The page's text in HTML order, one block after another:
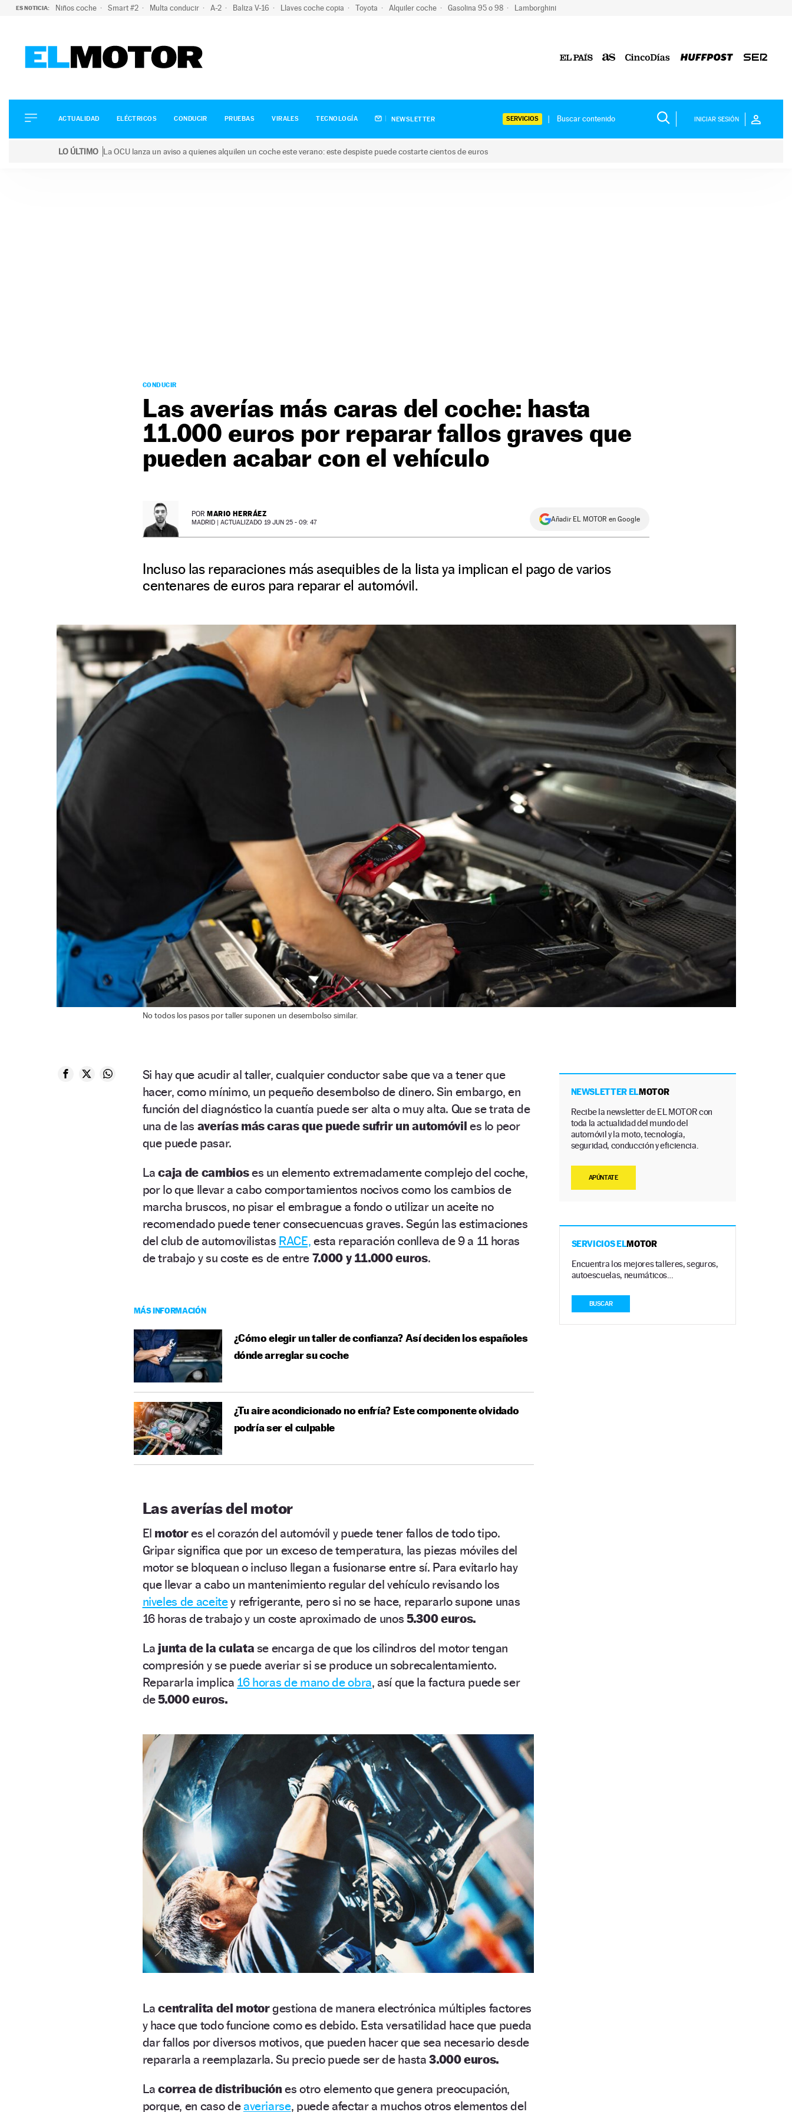
ES NOTICIA: Niños coche Smart #2 Multa conducir A-2 Baliza V-16 Llaves coche copia Toyota Alquiler coche Gasolina 95 o 98 Lamborghini
ELÉCTRICOS
CONDUCIR
ACTUALIDAD ELÉCTRICOS CONDUCIR PRUEBAS VIRALES TECNOLOGÍA NEWSLETTER SERVICIOS INICIAR SESIÓN
LO ÚLTIMO La OCU lanza un aviso a quienes alquilen un coche este verano: este despiste puede costarte cientos de euros
CONDUCIR
Las averías más caras del coche: hasta
11.000 euros por reparar fallos graves que
pueden acabar con el vehículo
POR MARIO HERRÁEZ
MADRID | ACTUALIZADO 19 JUN 25 - 09: 47 Añadir EL MOTOR en Google
Incluso las reparaciones más asequibles de la lista ya implican el pago de varios
centenares de euros para reparar el automóvil.
No todos los pasos por taller suponen un desembolso similar.
Si hay que acudir al taller, cualquier conductor sabe que va a tener que
hacer, como mínimo, un pequeño desembolso de dinero. Sin embargo, en
función del diagnóstico la cuantía puede ser alta o muy alta. Que se trata de
una de las averías más caras que puede sufrir un automóvil es lo peor
que puede pasar.
Lacaja de cambioses un elemento extremadamente complejo del coche,
por lo que llevar a cabo comportamientos nocivos como los cambios de
marcha bruscos, no pisar el embrague a fondo o utilizar un aceite no
recomendado puede tener consecuencuas graves. Según las estimaciones
del club de automovilistas RACE, esta reparación conlleva de 9 a 11 horas
de trabajo y su coste es de entre 7.000 y 11.000 euros.
MÁS INFORMACIÓN
¿Cómo elegir un taller de confianza? Así deciden los españoles
dónde arreglar su coche
¿Tu aire acondicionado no enfría? Este componente olvidado
podría ser el culpable
Las averías del motor
El motores el corazón del automóvil y puede tener fallos de todo tipo.
Gripar significa que por un exceso de temperatura, las piezas móviles del
motor se bloquean o incluso llegan a fusionarse entre sí. Para evitarlo hay
que llevar a cabo un mantenimiento regular del vehículo revisando los
niveles de aceitey refrigerante, pero si no se hace, repararlo supone unas
16 horas de trabajo y un coste aproximado de unos 5.300 euros.
La junta de la culata se encarga de que los cilindros del motor tengan
compresión y se puede averiar si se produce un sobrecalentamiento.
Repararla implica 16 horas de mano de obra, así que la factura puede ser
de5.000 euros.
Lacentralita del motorgestiona de manera electrónica múltiples factores
y hace que todo funcione como es debido. Esta versatilidad hace que pueda
dar fallos por diversos motivos, que pueden hacer que sea necesario desde
repararla a reemplazarla. Su precio puede ser de hasta3.000 euros.
Lacorrea de distribución es otro elemento que genera preocupación,
porque, en caso deaveriarse, puede afectar a muchos otros elementos del
NEWSLETTER ELMOTOR
Recibe la newsletter de EL MOTOR con
toda la actualidad del mundo del
automóvil y la moto, tecnología,
seguridad, conducción y eficiencia.
APÚNTATE
SERVICIOS ELMOTOR
Encuentra los mejores talleres, seguros,
autoescuelas, neumáticos…
BUSCAR